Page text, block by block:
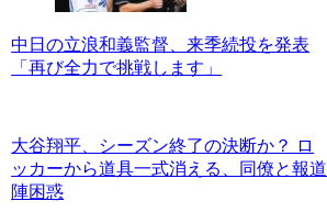
中日の立浪和義監督、来季続投を発表
「再び全力で挑戦します」
大谷翔平、シーズン終了の決断か？ ロ
ッカーから道具一式消える、同僚と報道
陣困惑